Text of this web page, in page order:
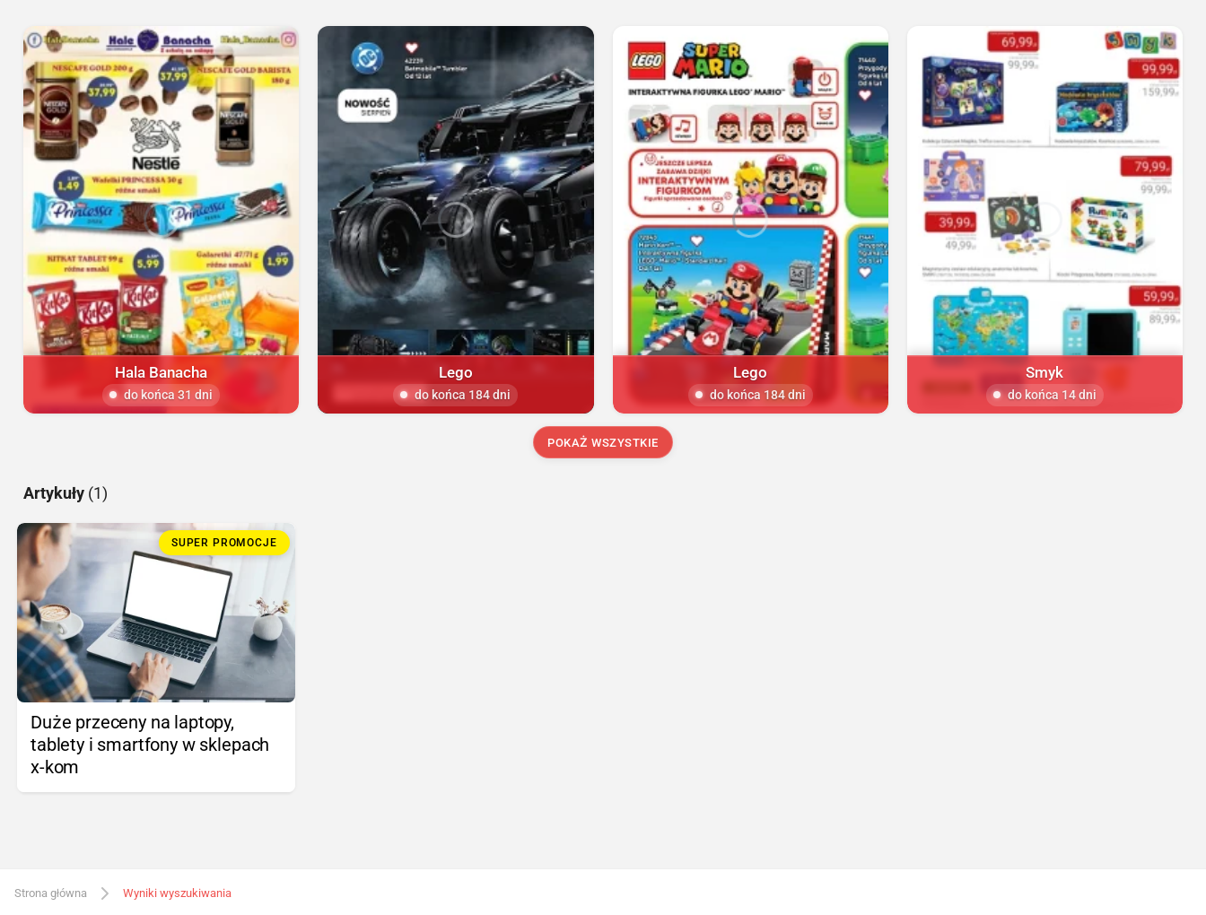
Hala Banacha
do końca 31 dni
Lego
do końca 184 dni
Lego
do końca 184 dni
Smyk
do końca 14 dni
POKAŻ WSZYSTKIE
Artykuły (1)
SUPER PROMOCJE
Duże przeceny na laptopy,
tablety i smartfony w sklepach
x-kom
Strona główna Wyniki wyszukiwania